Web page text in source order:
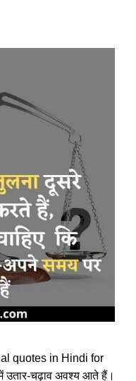
quotes in Hindi for
उतार-चढ़ाव अवश्य आते हैं।